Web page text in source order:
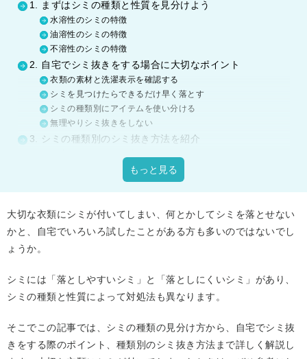
1. まずはシミの種類と性質を見分けよう
水溶性のシミの特徴
油溶性のシミの特徴
不溶性のシミの特徴
2. 自宅でシミ抜きをする場合に大切なポイント
衣類の素材と洗濯表示を確認する
シミを見つけたらできるだけ早く落とす
シミの種類別にアイテムを使い分ける
無理やりシミ抜きをしない
3. シミの種類別のシミ抜き方法を紹介
油溶性のシミ抜き方法
不溶性のシミ抜き方法
5. シミの種類に合わせてシミ抜きをしよう
もっと見る
大切な衣類にシミが付いてしまい、何とかしてシミを落とせない
かと、自宅でいろいろ試したことがある方も多いのではないでし
ょうか。
シミには「落としやすいシミ」と「落としにくいシミ」があり、
シミの種類と性質によって対処法も異なります。
そこでこの記事では、シミの種類の見分け方から、自宅でシミ抜
きをする際のポイント、種類別のシミ抜き方法まで詳しく解説し